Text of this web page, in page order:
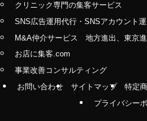
クリニック専門の集客サービス
SNS広告運用代行・SNSアカウント
M&A仲介サービス 地方進出、東京
お店に集客.com
事業改善コンサルティング
お問い合わせ
サイトマップ
特定
プライバシー